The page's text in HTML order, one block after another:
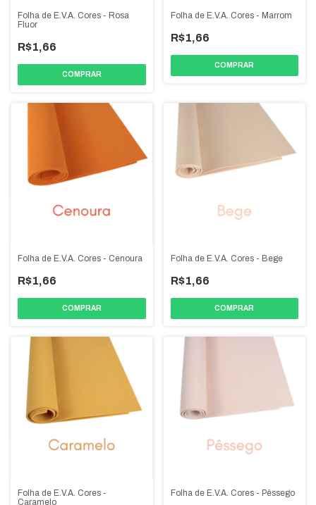
Folha de E.V.A. Cores - Rosa
Fluor
R$1,66
COMPRAR
Folha de E.V.A. Cores - Marrom
R$1,66
COMPRAR
Folha de E.V.A. Cores - Cenoura
R$1,66
COMPRAR
Folha de E.V.A. Cores - Bege
R$1,66
COMPRAR
Folha de E.V.A. Cores -
Caramelo
Folha de E.V.A. Cores - Pêssego